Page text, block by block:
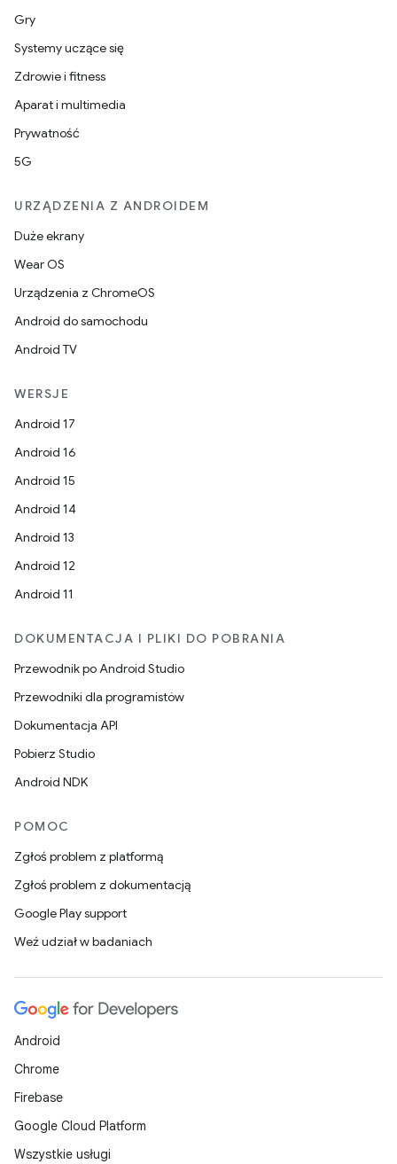
Gry
Systemy uczące się
Zdrowie i fitness
Aparat i multimedia
Prywatność
5G
URZĄDZENIA Z ANDROIDEM
Duże ekrany
Wear OS
Urządzenia z ChromeOS
Android do samochodu
Android TV
WERSJE
Android 17
Android 16
Android 15
Android 14
Android 13
Android 12
Android 11
DOKUMENTACJA I PLIKI DO POBRANIA
Przewodnik po Android Studio
Przewodniki dla programistów
Dokumentacja API
Pobierz Studio
Android NDK
POMOC
Zgłoś problem z platformą
Zgłoś problem z dokumentacją
Google Play support
Weź udział w badaniach
Android
Chrome
Firebase
Google Cloud Platform
Wszystkie usługi